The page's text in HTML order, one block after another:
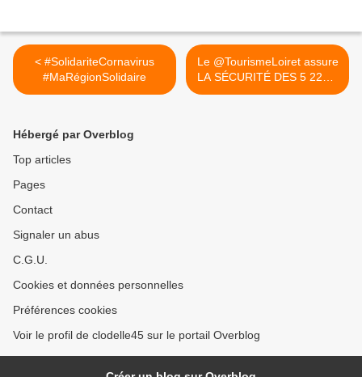
< #SolidariteCornavirus
#MaRégionSolidaire
Le @TourismeLoiret assure
LA SÉCURITÉ DES 5 225...
>
Hébergé par Overblog
Top articles
Pages
Contact
Signaler un abus
C.G.U.
Cookies et données personnelles
Préférences cookies
Voir le profil de clodelle45 sur le portail Overblog